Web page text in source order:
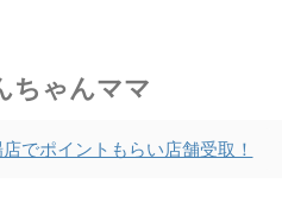
ちゃんママ
でポイントもらい店舗受取！